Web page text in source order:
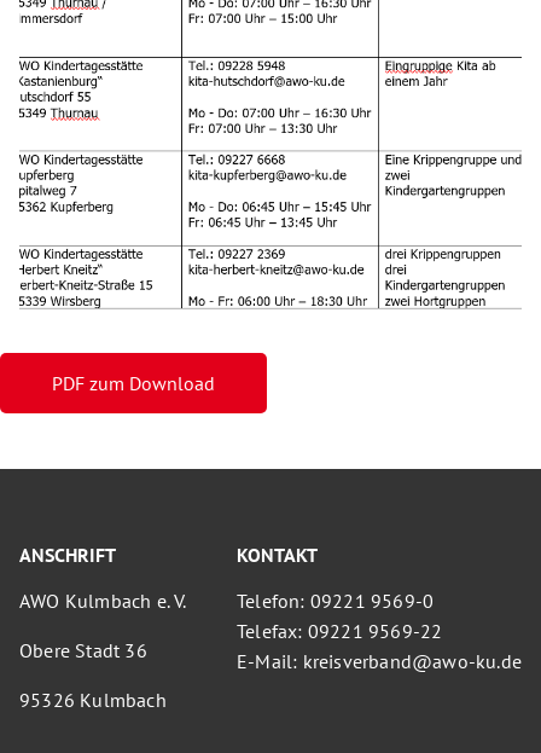
PDF zum Download
ANSCHRIFT
AWO Kulmbach e. V.
Obere Stadt 36
95326 Kulmbach
KONTAKT
Telefon: 09221 9569-0
Telefax: 09221 9569-22
E-Mail: kreisverband@awo-ku.de